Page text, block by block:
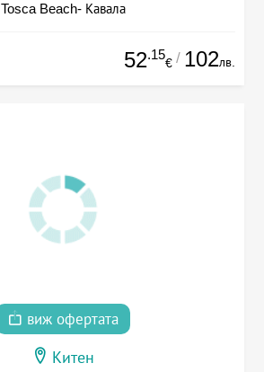
Tosca Beach- Кавала
52.15
€ / 102лв.
виж офертата
Китен